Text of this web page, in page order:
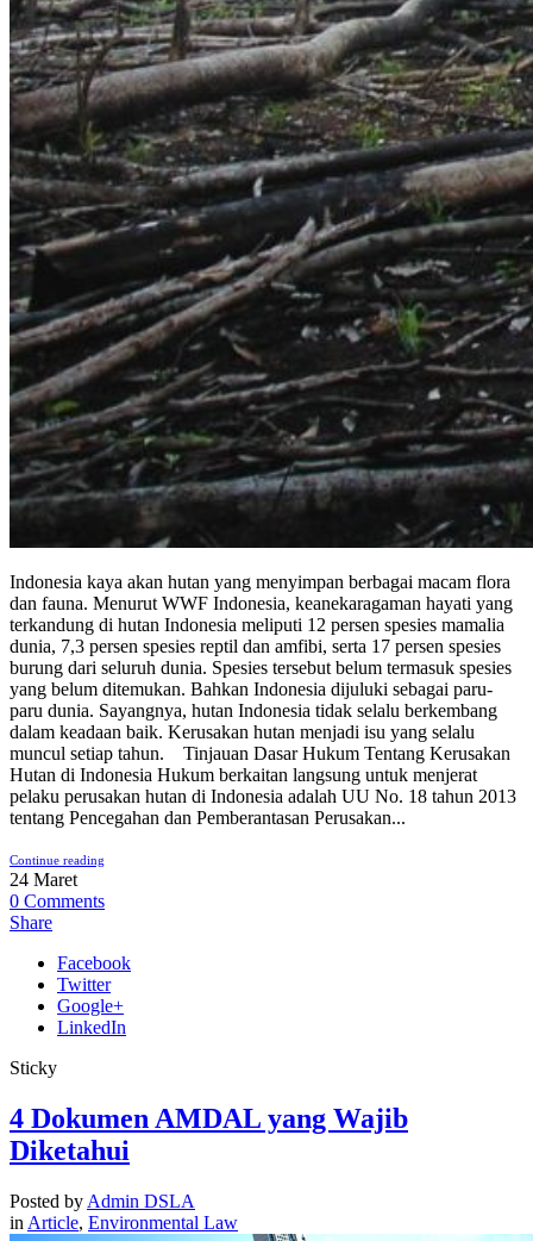
Indonesia kaya akan hutan yang menyimpan berbagai macam flora
dan fauna. Menurut WWF Indonesia, keanekaragaman hayati yang
terkandung di hutan Indonesia meliputi 12 persen spesies mamalia
dunia, 7,3 persen spesies reptil dan amfibi, serta 17 persen spesies
burung dari seluruh dunia. Spesies tersebut belum termasuk spesies
yang belum ditemukan. Bahkan Indonesia dijuluki sebagai paru-
paru dunia. Sayangnya, hutan Indonesia tidak selalu berkembang
dalam keadaan baik. Kerusakan hutan menjadi isu yang selalu
muncul setiap tahun. Tinjauan Dasar Hukum Tentang Kerusakan
Hutan di Indonesia Hukum berkaitan langsung untuk menjerat
pelaku perusakan hutan di Indonesia adalah UU No. 18 tahun 2013
tentang Pencegahan dan Pemberantasan Perusakan...
Continue reading
24 Maret
0 Comments
Share
Facebook
Twitter
Google+
LinkedIn
Sticky
4 Dokumen AMDAL yang Wajib
Diketahui
Posted by Admin DSLA
in Article, Environmental Law